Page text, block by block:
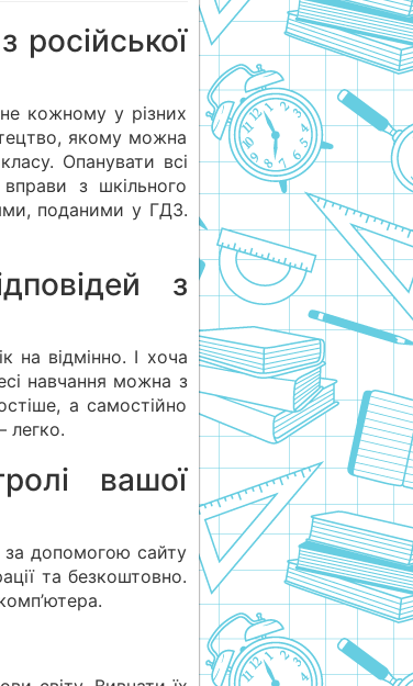
кожному у різних
якому можна
Опанувати всі
з шкільного
поданими у ГДЗ.
з
на відмінно. І хоча
навчання можна з
а самостійно
легко.
вашої
за допомогою сайту
та безкоштовно.